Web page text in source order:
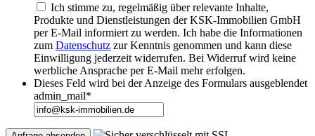
Ich stimme zu, regelmäßig über relevante Inhalte,
Produkte und Dienstleistungen der KSK-Immobilien GmbH
per E-Mail informiert zu werden. Ich habe die Informationen
zum Datenschutz zur Kenntnis genommen und kann diese
Einwilligung jederzeit widerrufen. Bei Widerruf wird keine
werbliche Ansprache per E-Mail mehr erfolgen.
Dieses Feld wird bei der Anzeige des Formulars ausgeblendet
admin_mail*